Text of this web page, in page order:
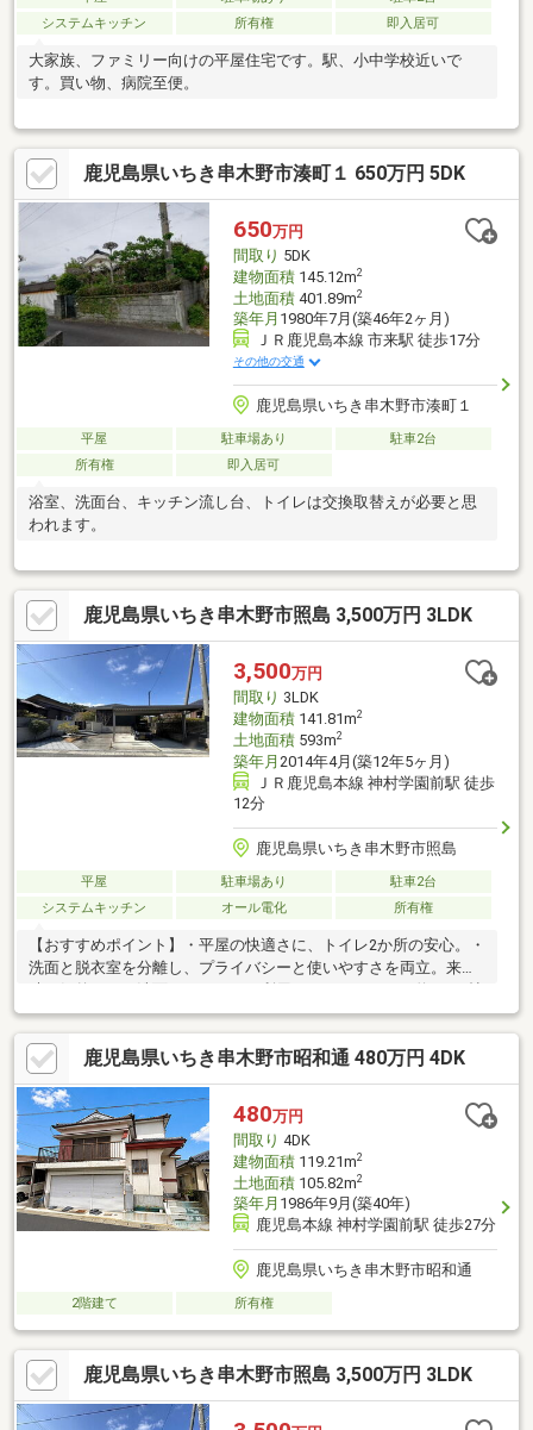
システムキッチン
所有権 即入居可
大家族、ファミリー向けの平屋住宅です。駅、小中学校近いで
す。買い物、病院至便。
鹿児島県いちき串木野市湊町１ 650万円 5DK
650万円
間取り 5DK
建物面積145.12m2
土地面積401.89m2
築年月 1980年7月(築46年2ヶ月)
ＪＲ鹿児島本線 市来駅 徒歩17分
その他の交通
鹿児島県いちき串木野市湊町１
平屋 駐車場あり
駐車2台
所有権
即入居可
浴室、洗面台、キッチン流し台、トイレは交換取替えが必要と思
われます。
鹿児島県いちき串木野市照島 3,500万円 3LDK
3,500万円
間取り 3LDK
建物面積141.81m2
土地面積593m2
築年月 2014年4月(築12年5ヶ月)
ＪＲ鹿児島本線 神村学園前駅 徒歩
12分
鹿児島県いちき串木野市照島
平屋 駐車場あり
駐車2台
システムキッチン
オール電化 所有権
【おすすめポイント】・平屋の快適さに、トイレ2か所の安心。・
洗面と脱衣室を分離し、プライバシーと使いやすさを両立。来客
時も気兼ねなく洗面スペースをご利用いただけます。・約32.75帖
のLDKを中心とし、スキップフロアもありおしゃれで開放感があ
ります。・食器洗浄乾燥機・IHクッキングヒーター搭載のオール
電化住宅。・ロフト・シューズインクローク・WICなど収納豊
富。・中庭を眺められる書斎スペース付きで、在宅ワークにも対
応可能です。・ウッドデッキのテラス付きでドッグランやガーデ
ニングなども楽しめそうなお庭付き。・角地につき、陽当たりや
風通しにも配慮された住環境。
鹿児島県いちき串木野市昭和通 480万円 4DK
480万円
間取り 4DK
建物面積119.21m2
土地面積105.82m2
築年月 1986年9月(築40年)
鹿児島本線 神村学園前駅 徒歩27分
鹿児島県いちき串木野市昭和通
2階建て 所有権
鹿児島県いちき串木野市照島 3,500万円 3LDK